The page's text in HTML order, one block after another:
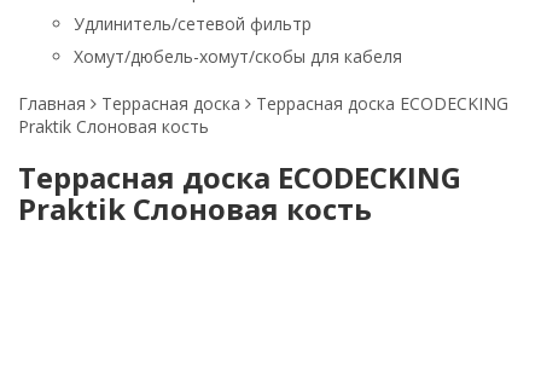
Удлинитель/сетевой фильтр
Хомут/дюбель-хомут/скобы для кабеля
Главная Террасная доска
Террасная доска ECODECKING
Praktik Слоновая кость
Террасная доска ECODECKING
Praktik Слоновая кость